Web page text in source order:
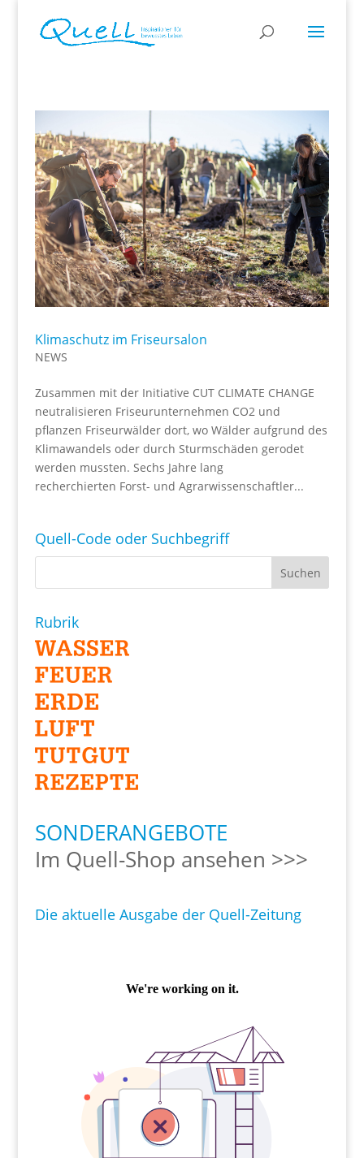
Klimaschutz im Friseursalon
NEWS
Zusammen mit der Initiative CUT CLIMATE CHANGE
neutralisieren Friseurunternehmen CO2 und
pflanzen Friseurwälder dort, wo Wälder aufgrund des
Klimawandels oder durch Sturmschäden gerodet
werden mussten. Sechs Jahre lang
recherchierten Forst- und Agrarwissenschaftler...
Quell-Code oder Suchbegriff
Rubrik
SONDERANGEBOTE
Im Quell-Shop ansehen >>>
Die aktuelle Ausgabe der Quell-Zeitung